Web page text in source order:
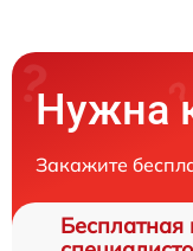
Нужна
Закажите
Бесплатная